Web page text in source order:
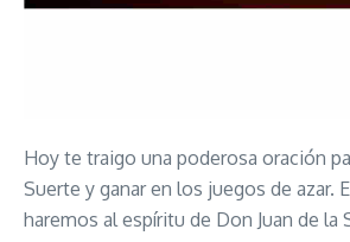
Hoy te traigo una poderosa oración
Suerte y ganar en los juegos de azar.
haremos al espíritu de Don Juan de la